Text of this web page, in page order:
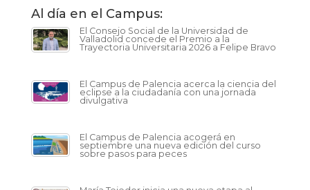
Al día en el Campus:
El Consejo Social de la Universidad de
Valladolid concede el Premio a la
Trayectoria Universitaria 2026 a Felipe Bravo
El Campus de Palencia acerca la ciencia del
eclipse a la ciudadanía con una jornada
divulgativa
El Campus de Palencia acogerá en
septiembre una nueva edición del curso
sobre pasos para peces